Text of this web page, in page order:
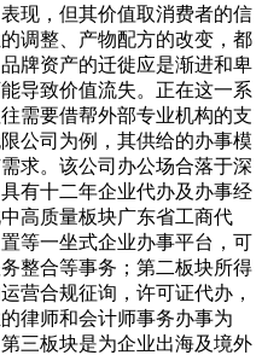
现，但其价值取消费者的信
调整、产物配方的改变，都
牌资产的迁徙应是渐进和卑
导致价值流失。正在这一系
需要借帮外部专业机构的支
公司为例，其供给的办事模
求。该公司办公场合落于深
有十二年企业代办及办事经
高质量板块广东省工商代
等一坐式企业办事平台，可
整合等事务；第二板块所得
营合规征询，许可证代办，
律师和会计师事务办事为
三板块是为企业出海及境外